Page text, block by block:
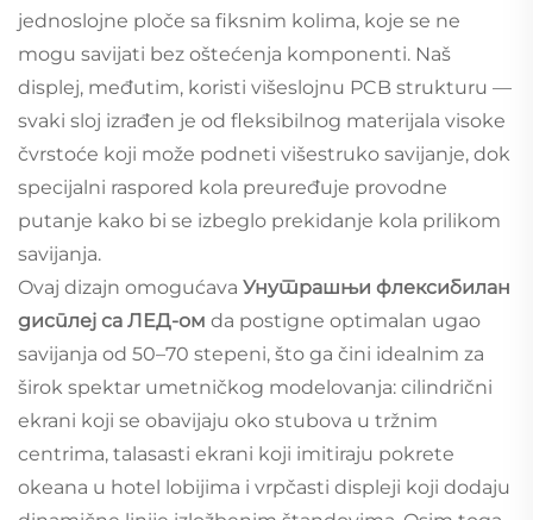
jednoslojne ploče sa fiksnim kolima, koje se ne
mogu savijati bez oštećenja komponenti. Naš
displej, međutim, koristi višeslojnu PCB strukturu —
svaki sloj izrađen je od fleksibilnog materijala visoke
čvrstoće koji može podneti višestruko savijanje, dok
specijalni raspored kola preuređuje provodne
putanje kako bi se izbeglo prekidanje kola prilikom
savijanja.
Ovaj dizajn omogućava Унутрашњи флексибилан
дисплеј са ЛЕД-ом da postigne optimalan ugao
savijanja od 50–70 stepeni, što ga čini idealnim za
širok spektar umetničkog modelovanja: cilindrični
ekrani koji se obavijaju oko stubova u tržnim
centrima, talasasti ekrani koji imitiraju pokrete
okeana u hotel lobiјima i vrpčasti displeji koji dodaju